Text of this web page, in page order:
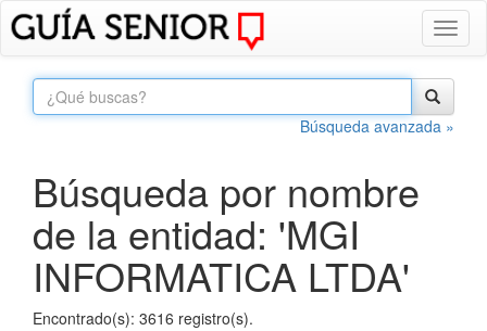
Búsqueda avanzada »
Búsqueda por nombre
de la entidad: 'MGI
INFORMATICA LTDA'
Encontrado(s): 3616 registro(s).